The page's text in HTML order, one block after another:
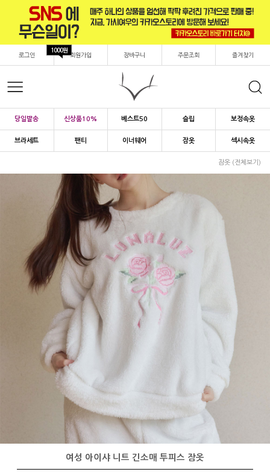
로그인 회원가입
1000원
장바구니 주문조회 즐겨찾기
당일발송 신상품10% 베스트50 슬립 보정속옷
브라세트 팬티 이너웨어 잠옷 섹시속옷
잠옷 (전체보기)
여성 아이샤 니트 긴소매 투피스 잠옷